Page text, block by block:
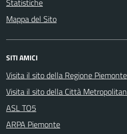
Statistiche
Mappa del Sito
SITI AMICI
Visita il sito della Regione Piemonte
Visita il sito della Città
ASL TO5
ARPA Piemonte